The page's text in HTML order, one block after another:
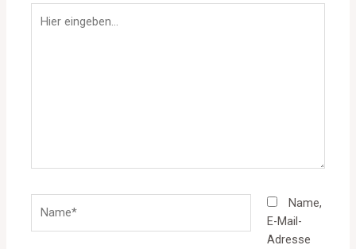
eingeben…
Name,
E-Mail-
Adresse